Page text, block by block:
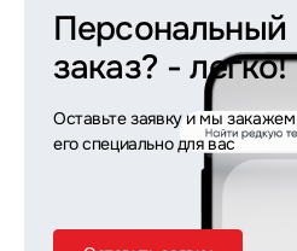
Персональный
заказ? - легко!
Оставьте заявку и мы закажем
его специально для вас